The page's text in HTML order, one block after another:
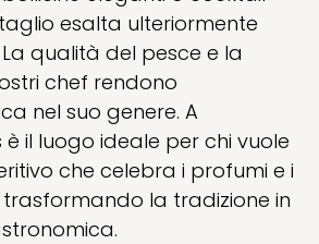
esalta ulteriormente
qualità del pesce e la
chef rendono
nel suo genere. A
è il luogo ideale per chi vuole
che celebra i profumi e i
la tradizione in